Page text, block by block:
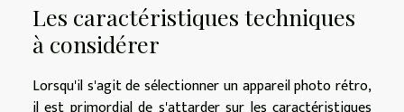
Les caractéristiques techniques
à considérer
Lorsqu'il s'agit de sélectionner un appareil photo rétro,